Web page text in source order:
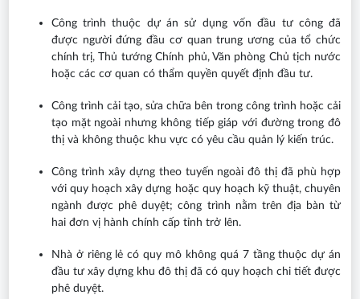
Công trình thuộc dự án sử dụng vốn đầu tư công đã
được người đứng đầu cơ quan trung ương của tổ chức
chính trị, Thủ tướng Chính phủ, Văn phòng Chủ tịch nước
hoặc các cơ quan có thẩm quyền quyết định đầu tư.
Công trình cải tạo, sửa chữa bên trong công trình hoặc cải
tạo mặt ngoài nhưng không tiếp giáp với đường trong đô
thị và không thuộc khu vực có yêu cầu quản lý kiến trúc.
Công trình xây dựng theo tuyến ngoài đô thị đã phù hợp
với quy hoạch xây dựng hoặc quy hoạch kỹ thuật, chuyên
ngành được phê duyệt; công trình nằm trên địa bàn từ
hai đơn vị hành chính cấp tỉnh trở lên.
Nhà ở riêng lẻ có quy mô không quá 7 tầng thuộc dự án
đầu tư xây dựng khu đô thị đã có quy hoạch chi tiết được
phê duyệt.